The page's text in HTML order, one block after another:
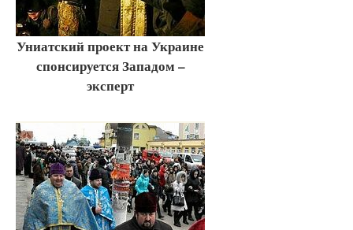
Униатский проект на Украине
спонсируется Западом –
эксперт